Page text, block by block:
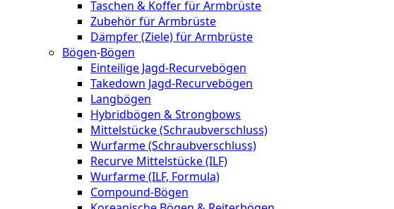
Taschen & Koffer für Armbrüste
Zubehör für Armbrüste
Dämpfer (Ziele) für Armbrüste
Bögen-Bögen
Einteilige Jagd-Recurvebögen
Takedown Jagd-Recurvebögen
Langbögen
Hybridbögen & Strongbows
Mittelstücke (Schraubverschluss)
Wurfarme (Schraubverschluss)
Recurve Mittelstücke (ILF)
Wurfarme (ILF, Formula)
Compound-Bögen